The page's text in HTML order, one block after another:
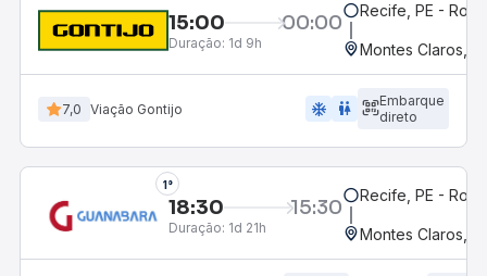
15:00 00:00
Duração: 1d 9h
Recife, PE -
Montes Claros,
7,0 Viação Gontijo ac_unit wc
Embarque
direto
1°
18:30 15:30
Duração: 1d 21h
Recife, PE -
Montes Claros,